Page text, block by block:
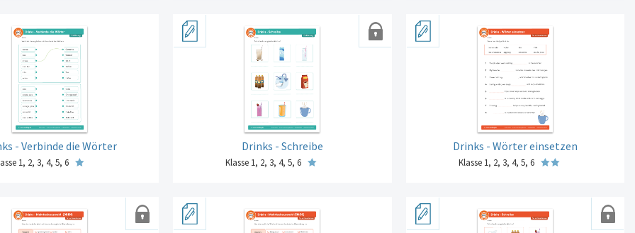
- Verbinde die Wörter
1, 2, 3, 4, 5, 6
Drinks - Schreibe
Klasse 1, 2, 3, 4, 5, 6
Drinks - Wörter einsetzen
Klasse 1, 2, 3, 4, 5, 6